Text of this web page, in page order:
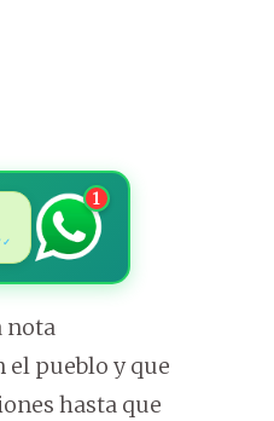
1
nota
el pueblo y que
hasta que